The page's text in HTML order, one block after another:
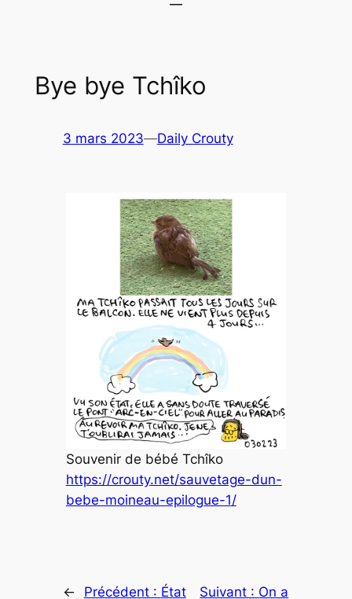
Bye bye Tchîko
3 mars 2023—Daily Crouty
Souvenir de bébé Tchîko
https://crouty.net/sauvetage-dun-
bebe-moineau-epilogue-1/
← Précédent : État
Suivant : On a